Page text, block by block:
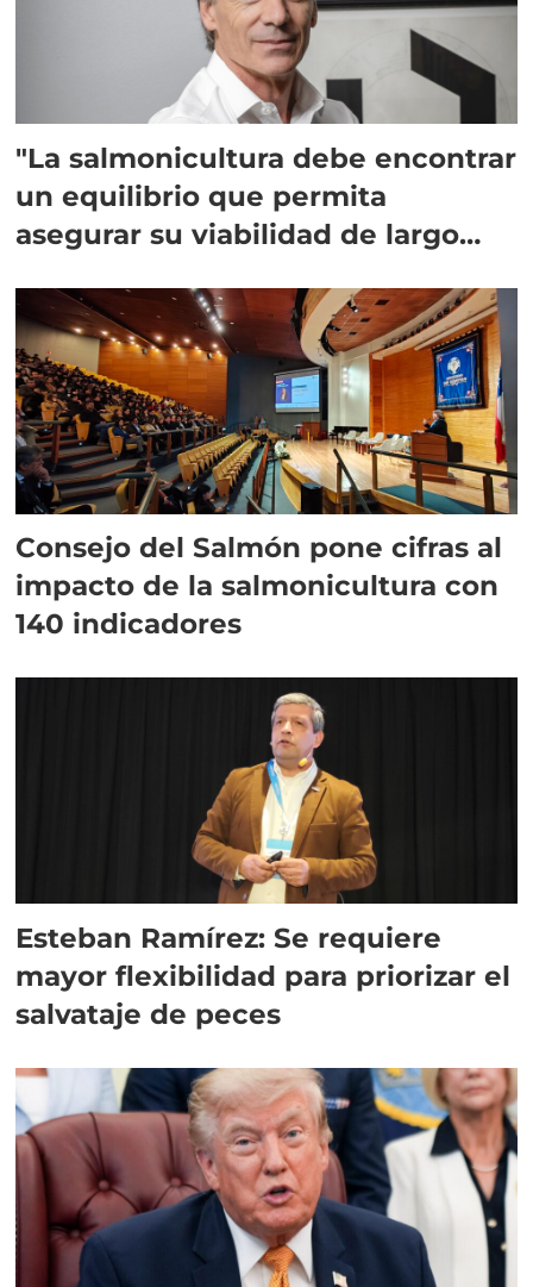
"La salmonicultura debe encontrar
un equilibrio que permita
asegurar su viabilidad de largo
Consejo del Salmón pone cifras al
impacto de la salmonicultura con
140 indicadores
Esteban Ramírez: Se requiere
mayor flexibilidad para priorizar el
salvataje de peces